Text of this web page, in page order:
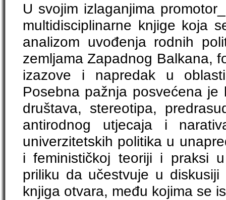
U svojim izlaganjima
multidisciplinarne knjige koja
analizom uvođenja rodnih
zemljama Zapadnog Balkana,
izazove i napredak u
Posebna pažnja posvećena je
društava, stereotipa,
antirodnog utjecaja i
univerzitetskih politika u
i feminističkoj teoriji i praksi
priliku da učestvuje u
knjiga otvara, među kojima se